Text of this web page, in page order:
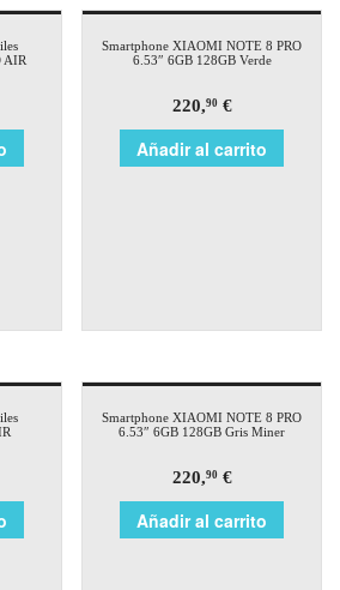
AIR
Smartphone XIAOMI NOTE 8 PRO
6.53″ 6GB 128GB Verde
220,90€
Añadir al carrito
Smartphone XIAOMI NOTE 8 PRO
6.53″ 6GB 128GB Gris Miner
220,90€
Añadir al carrito